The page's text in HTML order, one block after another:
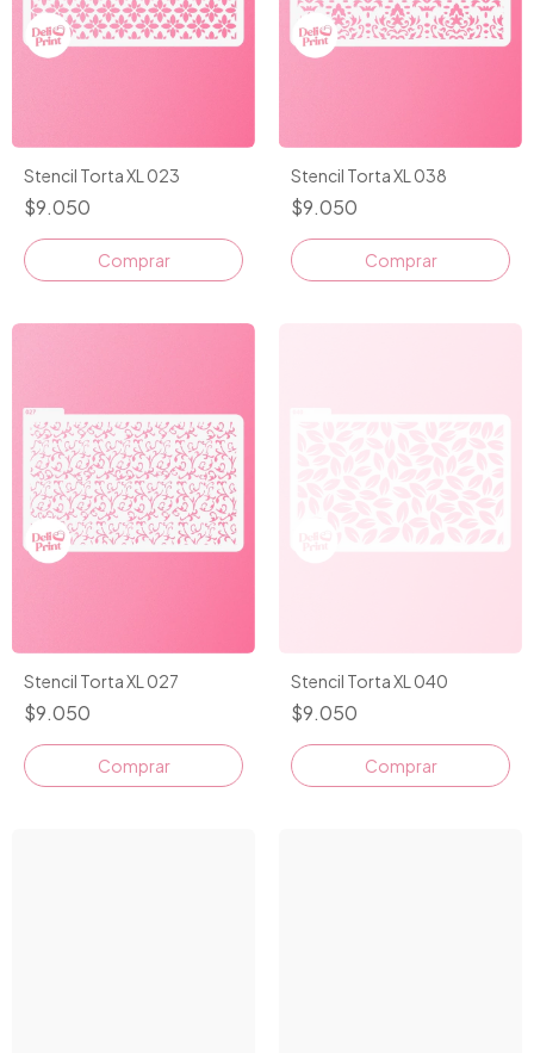
Stencil Torta XL 023
$9.050
Stencil Torta XL 038
$9.050
Stencil Torta XL 027
$9.050
Stencil Torta XL 040
$9.050